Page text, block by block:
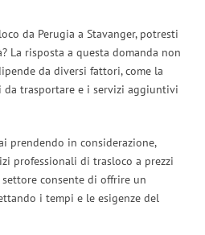
da Perugia a Stavanger, potresti
La risposta a questa domanda non
da diversi fattori, come la
trasportare e i servizi aggiuntivi
prendendo in considerazione,
professionali di trasloco a prezzi
consente di offrire un
i tempi e le esigenze del